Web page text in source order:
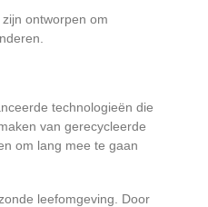
ontworpen om
technologieën die
van gerecycleerde
om lang mee te gaan
leefomgeving. Door